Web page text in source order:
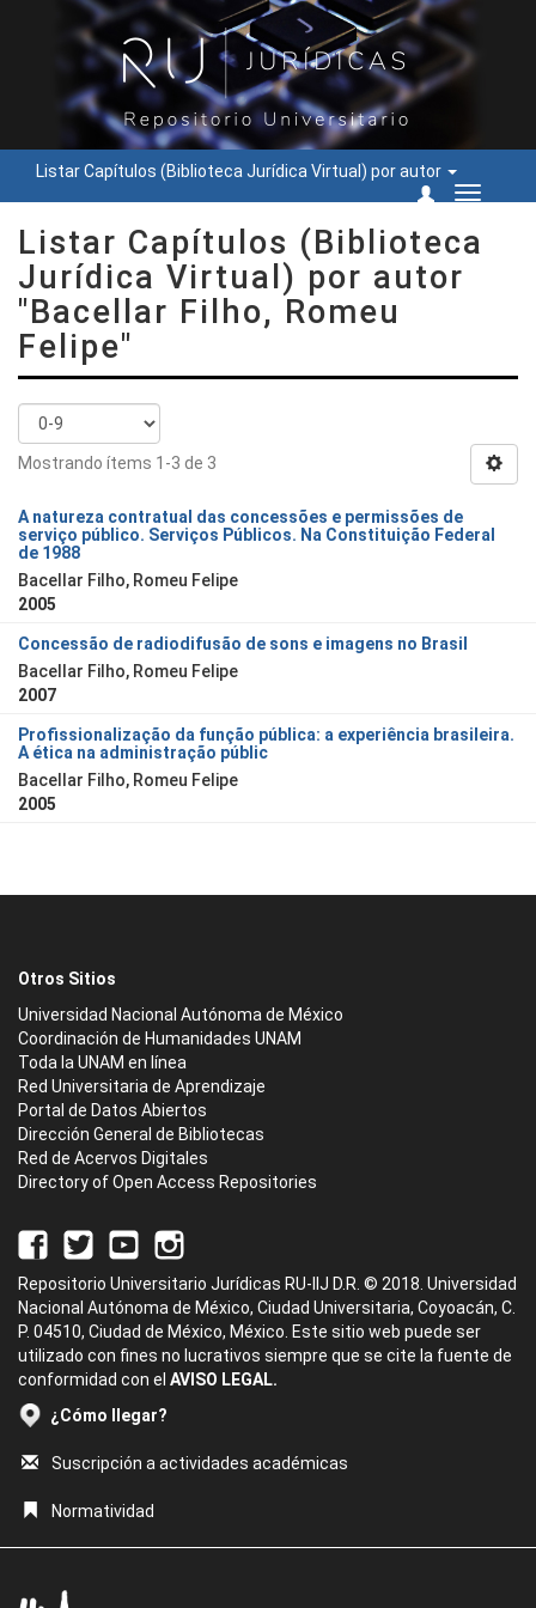
Listar Capítulos (Biblioteca Jurídica Virtual) por autor
Cambiar
Listar Capítulos (Biblioteca
Jurídica Virtual) por autor
"Bacellar Filho, Romeu
Felipe"
Mostrando ítems 1-3 de 3
A natureza contratual das concessões e permissões de
serviço público. Serviços Públicos. Na Constituição Federal
de 1988
Bacellar Filho, Romeu Felipe
2005
Concessão de radiodifusão de sons e imagens no Brasil
Bacellar Filho, Romeu Felipe
2007
Profissionalização da função pública: a experiência brasileira.
A ética na administração públic
Bacellar Filho, Romeu Felipe
2005
Otros Sitios
Universidad Nacional Autónoma de México
Coordinación de Humanidades UNAM
Toda la UNAM en línea
Red Universitaria de Aprendizaje
Portal de Datos Abiertos
Dirección General de Bibliotecas
Red de Acervos Digitales
Directory of Open Access Repositories
Repositorio Universitario Jurídicas RU-IIJ D.R. © 2018. Universidad
Nacional Autónoma de México, Ciudad Universitaria, Coyoacán, C.
P. 04510, Ciudad de México, México. Este sitio web puede ser
utilizado con fines no lucrativos siempre que se cite la fuente de
conformidad con el AVISO LEGAL.
¿Cómo llegar?
Suscripción a actividades académicas
Normatividad